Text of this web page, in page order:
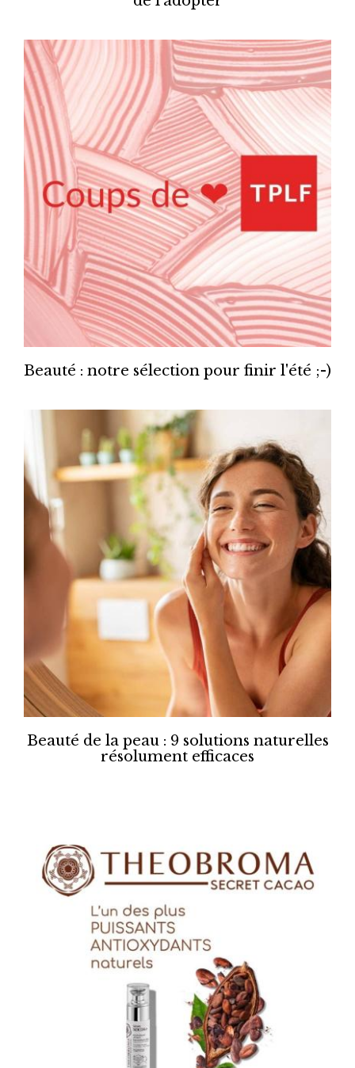
Beauté : notre sélection pour finir l'été ;-)
Beauté de la peau : 9 solutions naturelles
résolument efficaces